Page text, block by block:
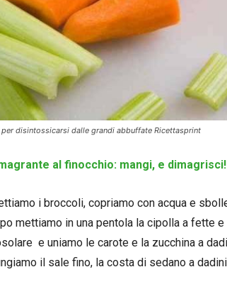
disintossicarsi dalle grandi abbuffate Ricettasprint
al finocchio: mangi, e dimagrisci!
i broccoli, copriamo con acqua e
mettiamo in una pentola la cipolla a fette e
e uniamo le carote e la zucchina a
il sale fino, la costa di sedano a